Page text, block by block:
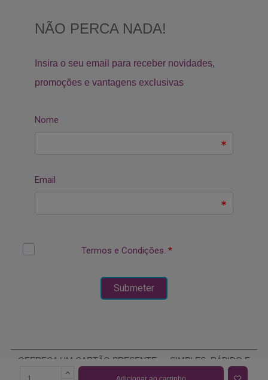
OFEREÇA UM CARTÃO PRESENTE — SIMPLES, RÁPIDO E
ELEGANTE